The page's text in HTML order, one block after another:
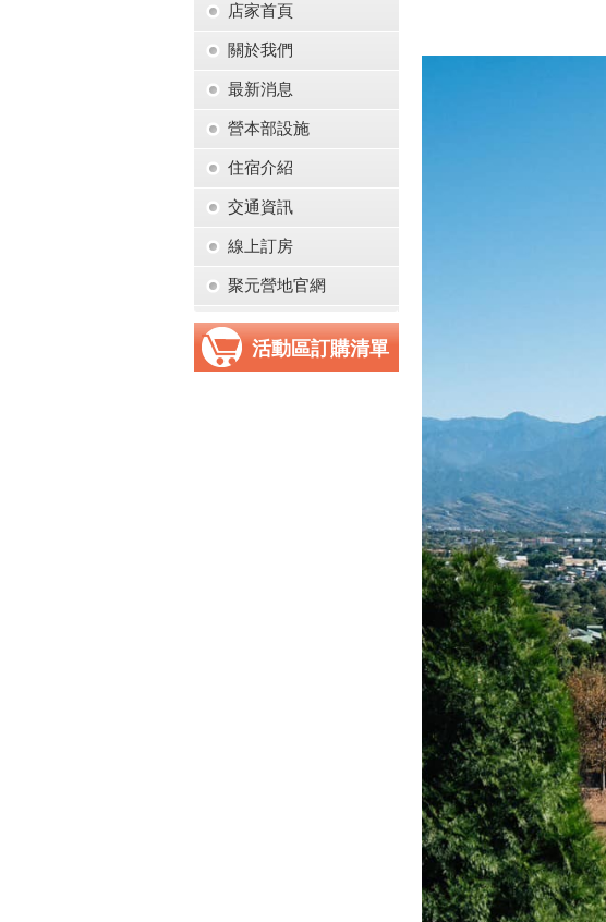
店家首頁
關於我們
最新消息
營本部設施
住宿介紹
交通資訊
線上訂房
聚元營地官網
活動區訂購清單